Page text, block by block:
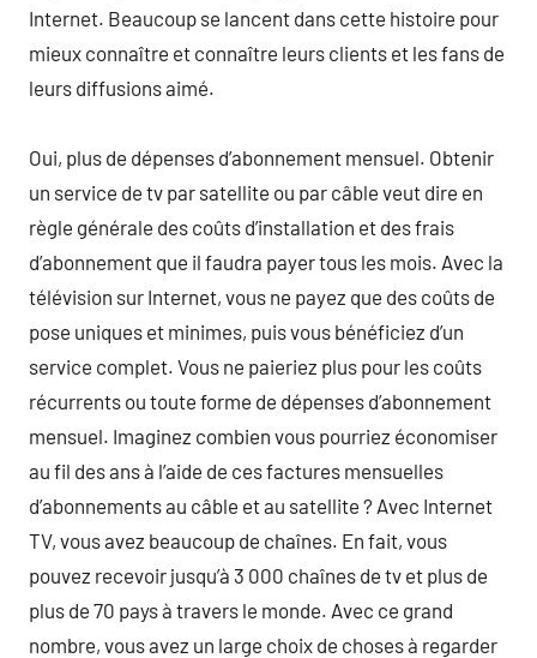
Internet. Beaucoup se lancent dans cette histoire pour
mieux connaître et connaître leurs clients et les fans de
leurs diffusions aimé.
Oui, plus de dépenses d’abonnement mensuel. Obtenir
un service de tv par satellite ou par câble veut dire en
règle générale des coûts d’installation et des frais
d’abonnement que il faudra payer tous les mois. Avec la
télévision sur Internet, vous ne payez que des coûts de
pose uniques et minimes, puis vous bénéficiez d’un
service complet. Vous ne paieriez plus pour les coûts
récurrents ou toute forme de dépenses d’abonnement
mensuel. Imaginez combien vous pourriez économiser
au fil des ans à l’aide de ces factures mensuelles
d’abonnements au câble et au satellite ? Avec Internet
TV, vous avez beaucoup de chaînes. En fait, vous
pouvez recevoir jusqu’à 3 000 chaînes de tv et plus de
plus de 70 pays à travers le monde. Avec ce grand
nombre, vous avez un large choix de choses à regarder